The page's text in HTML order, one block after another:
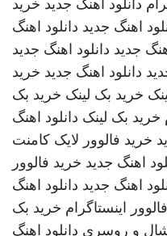
دانلود اهنگ جدید خرید
اهنگ جدید دانلود اهنگ
جدید دانلود اهنگ جدید
دانلود اهنگ جدید خرید
خرید بک لینک خرید بک
خرید بک لینک دانلود اهنگ
خرید فالوور لایک کامنت
اهنگ جدید خرید فالوور
اهنگ جدید دانلود اهنگ
اینستاگرام خرید بک
و روسری دانلود اهنگ